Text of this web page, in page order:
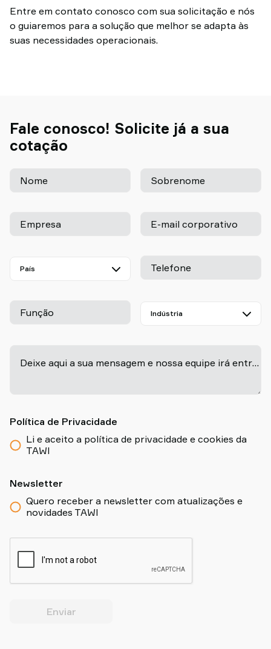
Entre em contato conosco com sua solicitação e nós
o guiaremos para a solução que melhor se adapta às
suas necessidades operacionais.
Fale conosco! Solicite já a sua
cotação
Nome Sobrenome
Empresa E-mail corporativo
Telefone
Função
Deixe aqui a sua mensagem e nossa equipe irá entrar em contato em breve!
-
Política de Privacidade
Li e aceito a política de privacidade e cookies da
TAWI
Newsletter
Quero receber a newsletter com atualizações e
novidades TAWI
Enviar